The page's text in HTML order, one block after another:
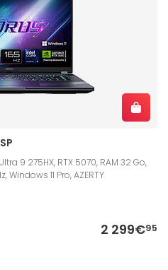
9 275HX, RTX 5070, RAM 32 Go,
Windows 11 Pro, AZERTY
2 299€95